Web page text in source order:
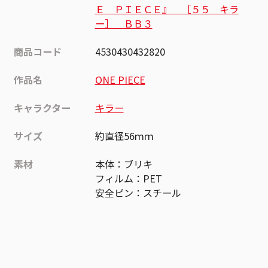
Ｅ ＰＩＥＣＥ』 ［５５ キラ
ー］ ＢＢ３
商品コード
4530430432820
作品名
ONE PIECE
キャラクター
キラー
サイズ
約直径56ｍｍ
素材
本体：ブリキ
フィルム：PET
安全ピン：スチール